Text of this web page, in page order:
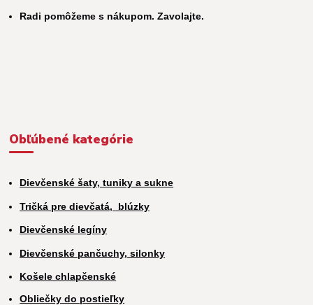
Radi pomôžeme s nákupom. Zavolajte.
Obľúbené kategórie
Dievčenské šaty, tuniky a sukne
Tričká pre dievčatá, blúzky
Dievčenské legíny
Dievčenské pančuchy, silonky
Košele chlapčenské
Obliečky do postieľky